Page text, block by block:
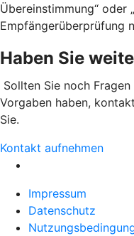
Übereinstimmung“ oder
Empfängerüberprüfung
Haben Sie
Sollten Sie noch
Vorgaben haben,
Sie.
Kontakt aufnehmen
Impressum
Datenschutz